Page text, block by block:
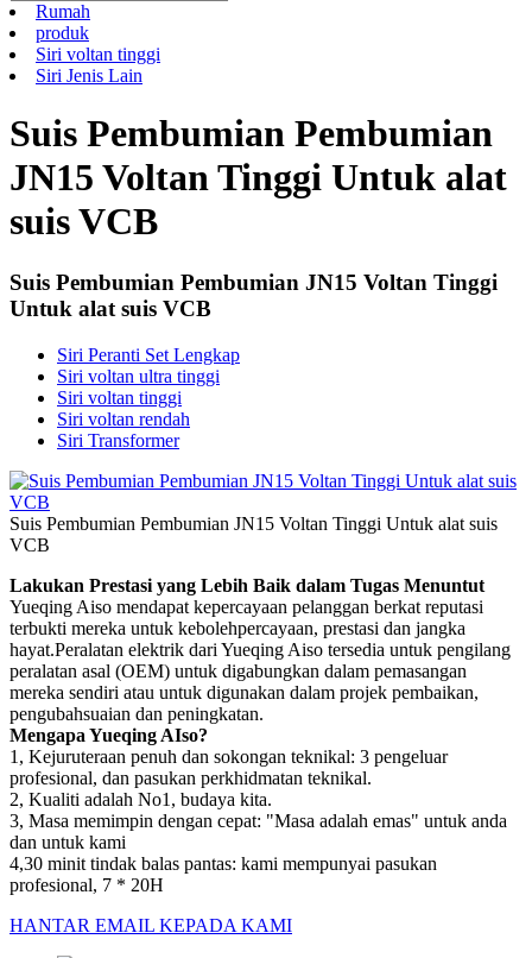
Rumah
produk
Siri voltan tinggi
Siri Jenis Lain
Suis Pembumian Pembumian
JN15 Voltan Tinggi Untuk alat
suis VCB
Suis Pembumian Pembumian JN15 Voltan Tinggi
Untuk alat suis VCB
Siri Peranti Set Lengkap
Siri voltan ultra tinggi
Siri voltan tinggi
Siri voltan rendah
Siri Transformer
Suis Pembumian Pembumian JN15 Voltan Tinggi Untuk alat suis
VCB
Lakukan Prestasi yang Lebih Baik dalam Tugas Menuntut
Yueqing Aiso mendapat kepercayaan pelanggan berkat reputasi
terbukti mereka untuk kebolehpercayaan, prestasi dan jangka
hayat.Peralatan elektrik dari Yueqing Aiso tersedia untuk pengilang
peralatan asal (OEM) untuk digabungkan dalam pemasangan
mereka sendiri atau untuk digunakan dalam projek pembaikan,
pengubahsuaian dan peningkatan.
Mengapa Yueqing AIso?
1, Kejuruteraan penuh dan sokongan teknikal: 3 pengeluar
profesional, dan pasukan perkhidmatan teknikal.
2, Kualiti adalah No1, budaya kita.
3, Masa memimpin dengan cepat: "Masa adalah emas" untuk anda
dan untuk kami
4,30 minit tindak balas pantas: kami mempunyai pasukan
profesional, 7 * 20H
HANTAR EMAIL KEPADA KAMI